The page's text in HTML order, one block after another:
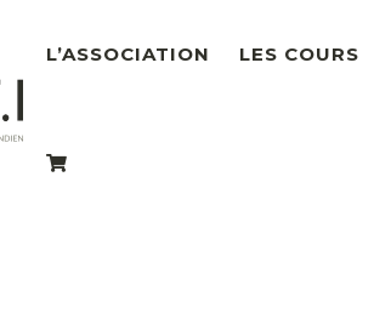
L’ASSOCIATION LES COURS